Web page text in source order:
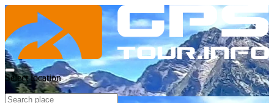
Select location